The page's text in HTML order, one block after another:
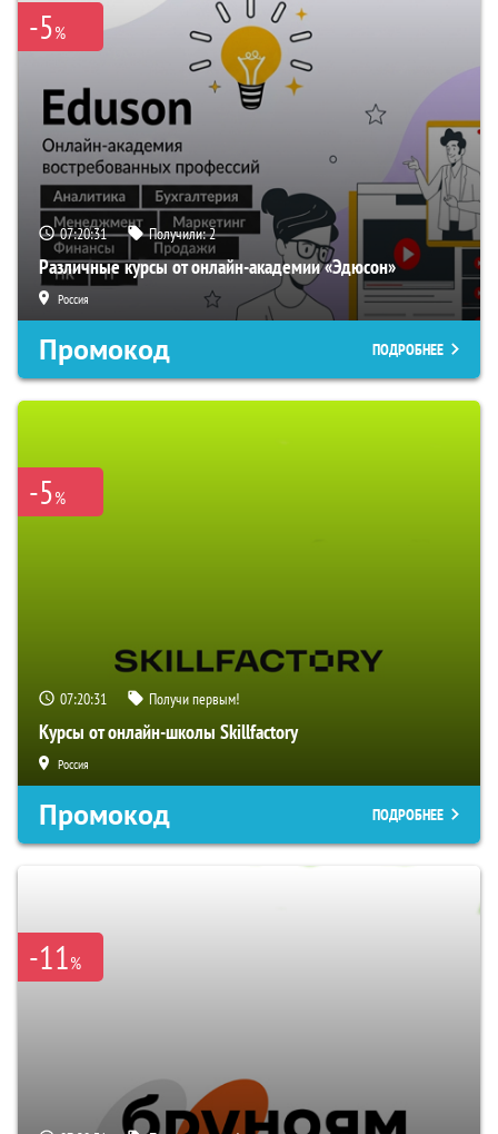
-5%
07:20:30 Получили:2
Различные курсы от онлайн-академии «Эдюсон»
Россия
Промокод ПОДРОБНЕЕ
-5%
07:20:30 Получи первым!
Курсы от онлайн-школы Skillfactory
Россия
Промокод ПОДРОБНЕЕ
-11%